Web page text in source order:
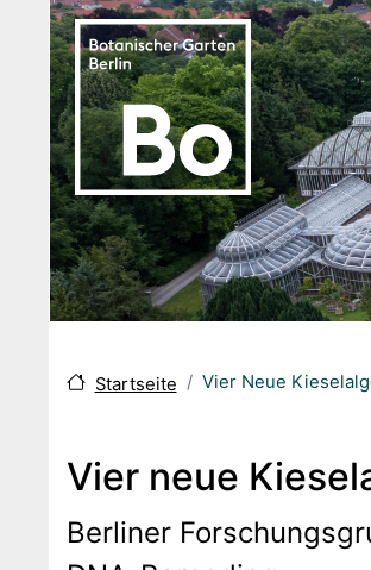
Startseite Vier Neue
Vier neue
Berliner